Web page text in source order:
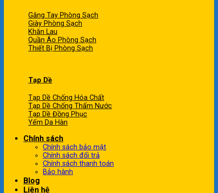
Găng Tay Phòng Sạch
Giày Phòng Sạch
Khăn Lau
Quần Áo Phòng Sạch
Thiết Bị Phòng Sạch
Tạp Dề
Tạp Dề Chống Hóa Chất
Tạp Dề Chống Thấm Nước
Tạp Dề Đồng Phục
Yếm Da Hàn
Chính sách
Chính sách bảo mật
Chính sách đổi trả
Chính sách thanh toán
Bảo hành
Blog
Liên hệ